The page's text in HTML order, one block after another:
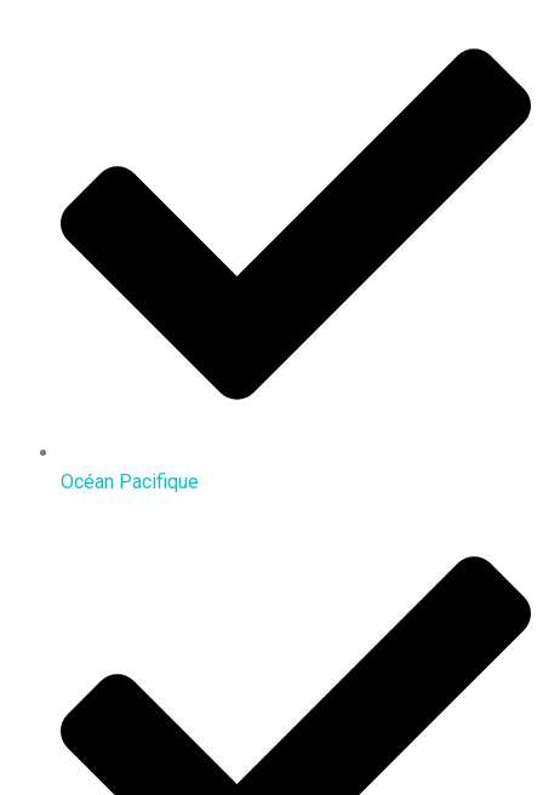
Océan Pacifique